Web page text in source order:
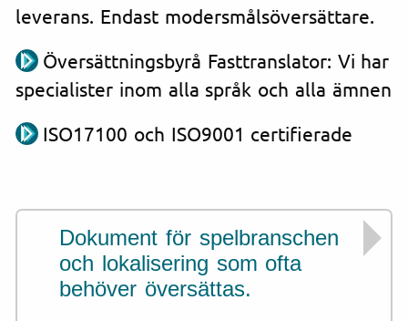
leverans. Endast modersmålsöversättare.
Översättningsbyrå Fasttranslator: Vi har
specialister inom alla språk och alla ämnen
ISO17100 och ISO9001 certifierade
Dokument för spelbranschen
och lokalisering som ofta
behöver översättas.